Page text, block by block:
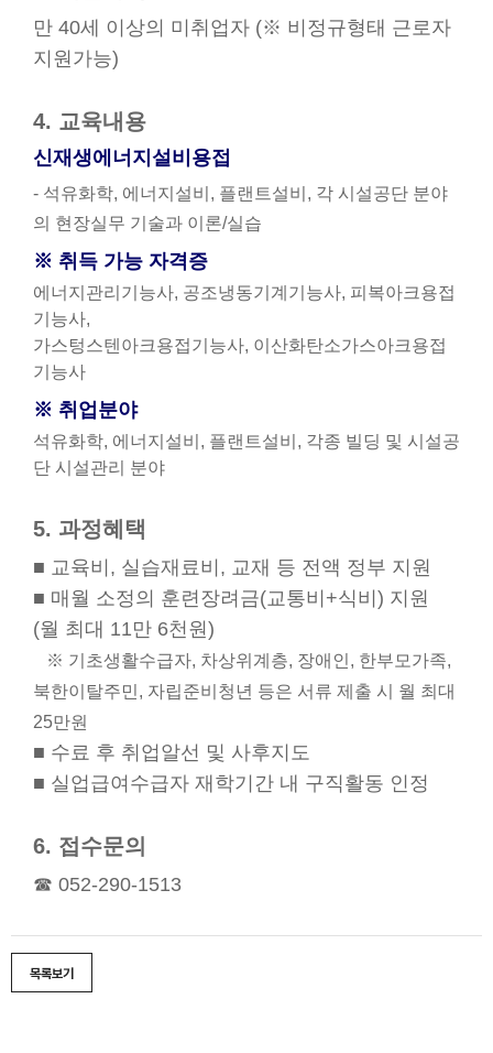
만 40세 이상의 미취업자 (※ 비정규형태 근로자
지원가능)
4. 교육내용
신재생에너지설비용접
- 석유화학, 에너지설비, 플랜트설비, 각 시설공단 분야
의 현장실무 기술과 이론/실습
※ 취득 가능 자격증
에너지관리기능사, 공조냉동기계기능사, 피복아크용접
기능사,
가스텅스텐아크용접기능사, 이산화탄소가스아크용접
기능사
※ 취업분야
석유화학, 에너지설비, 플랜트설비, 각종 빌딩 및 시설공
단 시설관리 분야
5. 과정혜택
■ 교육비, 실습재료비, 교재 등 전액 정부 지원
■ 매월 소정의 훈련장려금(교통비+식비) 지원
(월 최대 11만 6천원)
※ 기초생활수급자, 차상위계층, 장애인, 한부모가족,
북한이탈주민, 자립준비청년 등은 서류 제출 시 월 최대
25만원
■ 수료 후 취업알선 및 사후지도
■ 실업급여수급자 재학기간 내 구직활동 인정
6. 접수문의
☎ 052-290-1513
목록보기